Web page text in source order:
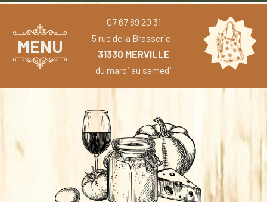
MENU
07 67 69 20 31
5 rue de la Brasserie -
31330 MERVILLE
du mardi au samedi